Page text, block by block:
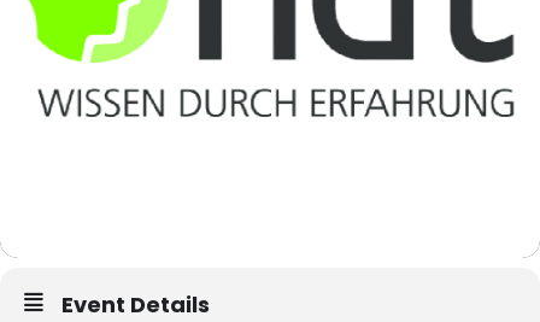
Event Details